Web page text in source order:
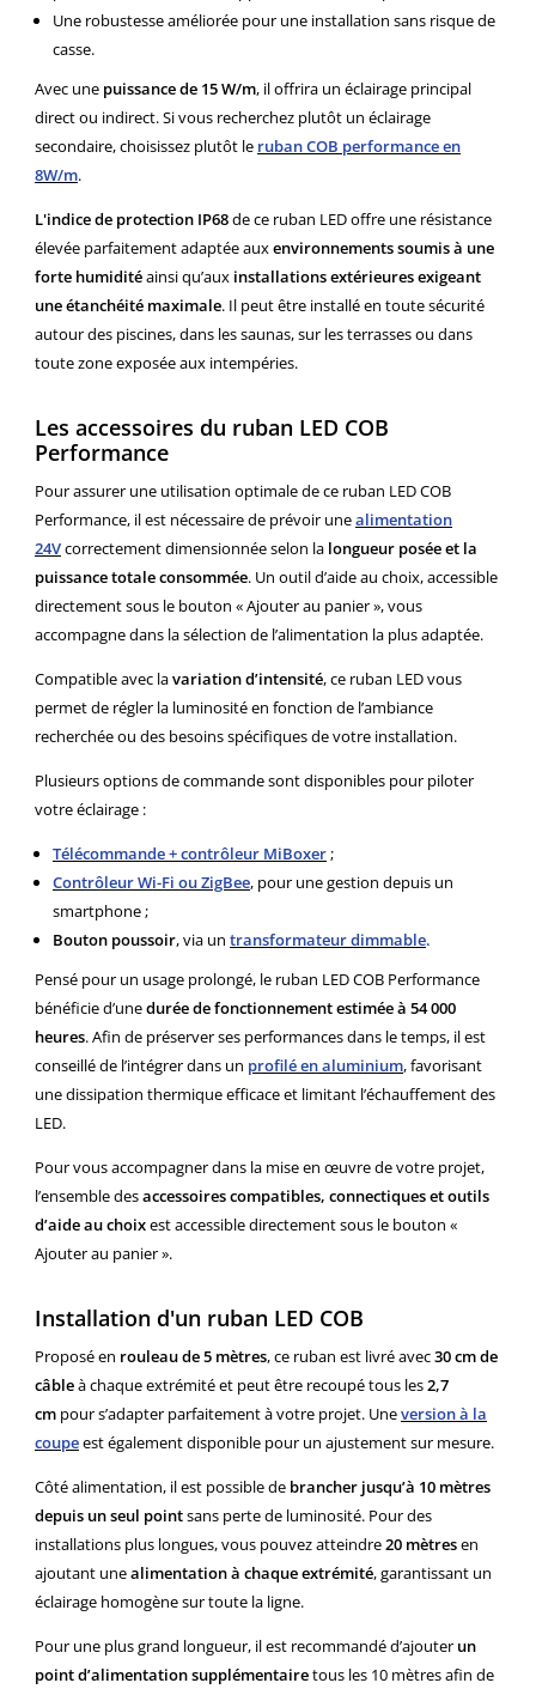
Une robustesse améliorée pour une installation sans risque de
casse.
Avec une puissance de 15 W/m, il offrira un éclairage principal
direct ou indirect. Si vous recherchez plutôt un éclairage
secondaire, choisissez plutôt le ruban COB performance en
8W/m.
L'indice de protection IP68de ce ruban LED offre une résistance
élevée parfaitement adaptée auxenvironnements soumis à une
forte humiditéainsi qu’aux installations extérieures exigeant
une étanchéité maximale. Il peut être installé en toute sécurité
autour des piscines, dans les saunas, sur les terrasses ou dans
toute zone exposée aux intempéries.
Les accessoires du ruban LED COB
Performance
Pour assurer une utilisation optimale de ce ruban LED COB
Performance, il est nécessaire de prévoir unealimentation
24Vcorrectement dimensionnée selon la longueur posée et la
puissance totale consommée. Un outil d’aide au choix, accessible
directement sous le bouton « Ajouter au panier », vous
accompagne dans la sélection de l’alimentation la plus adaptée.
Compatible avec lavariation d’intensité, ce ruban LED vous
permet de régler la luminosité en fonction de l’ambiance
recherchée ou des besoins spécifiques de votre installation.
Plusieurs options de commande sont disponibles pour piloter
votre éclairage :
Télécommande + contrôleur MiBoxer;
Contrôleur Wi-Fi ou ZigBee, pour une gestion depuis un
smartphone ;
Bouton poussoir, via un transformateur dimmable.
Pensé pour un usage prolongé, le ruban LED COB Performance
bénéficie d’unedurée de fonctionnement estimée à 54 000
heures. Afin de préserver ses performances dans le temps, il est
conseillé de l’intégrer dans un profilé en aluminium, favorisant
une dissipation thermique efficace et limitant l’échauffement des
LED.
Pour vous accompagner dans la mise en œuvre de votre projet,
l’ensemble desaccessoires compatibles, connectiques et outils
d’aide au choixest accessible directement sous le bouton «
Ajouter au panier ».
Installation d'un ruban LED COB
Proposé en rouleau de 5 mètres, ce ruban est livré avec30 cm de
câbleà chaque extrémité et peut être recoupé tous les2,7
cm pour s’adapter parfaitement à votre projet. Uneversion à la
coupeest également disponible pour un ajustement sur mesure.
Côté alimentation, il est possible de brancher jusqu’à 10 mètres
depuis un seul pointsans perte de luminosité. Pour des
installations plus longues, vous pouvez atteindre20 mètresen
ajoutant unealimentation à chaque extrémité, garantissant un
éclairage homogène sur toute la ligne.
Pour une plus grand longueur, il est recommandé d’ajouter un
point d’alimentation supplémentairetous les 10 mètres afin de